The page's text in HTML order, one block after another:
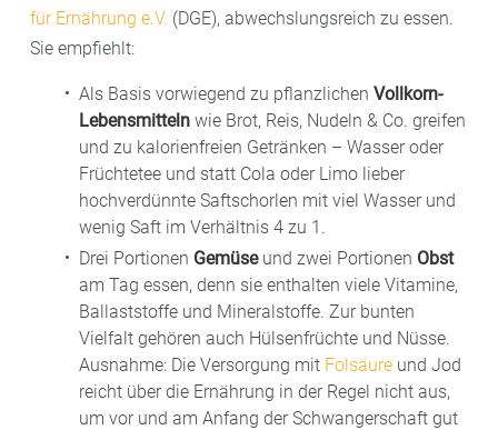
entgegenzuwirken.
Studien zeigen, dass Raucherinnen öfterFehlgeburten
erleiden als Nichtraucherinnen. Auch sind Babys von
Raucherinnen bei der Geburt häufig leichter, weil es
durch die Schadstoffe in den Zigaretten zu
Entwicklungsstörungen kommen kann. Zudem haben
die Kinder öfter eine Lippen-Kiefer-Gaumenspalte.
Später steigt das Risiko für einen Plötzlichen
Säuglingstod. Das gilt übrigens auch, wenn die Mutter
nicht raucht, aber das Baby in einem
Raucherhaushalt aufwächst.
gelangt der Alkohol direkt in die kindliche Blutbahn.
Die unreife Leber des Babys kann den Alkohol nicht
abbauen. Da Alkohol die Zellteilung hemmt, treten
Wachstums- und Organschäden auf.
Fehlentwicklungen von Herz, Gehirn, Augen oder
Ohren führen.
Impfungen in der Schwangerschaft : Die Ständige
Impfkommission am Robert Koch-Institut (STIKO)
empfiehlt schwangeren Frauen explizit Impfungen
gegen Grippe (Influenza) und Keuchhusten
(Pertussis). Nur Lebendimpfstoffe wie die gegen
Röteln, Masern oder Windpocken
dürfen nicht in der
Schwangerschaft verabreicht werden.
über die Blutbahnen in den gesamten Körper.
ein Zahnarztbesuch beziehungsweise eine
abgeschlossene Zahnbehandlung vor der
Schwangerschaft empfehlenswert.
für Ernährung e.V. (DGE), abwechslungsreich zu essen.
Sie empfiehlt:
Als Basis vorwiegend zu pflanzlichen Vollkorn-
Lebensmitteln wie Brot, Reis, Nudeln & Co. greifen
und zu kalorienfreien Getränken – Wasser oder
Früchtetee und statt Cola oder Limo lieber
hochverdünnte Saftschorlen mit viel Wasser und
wenig Saft im Verhältnis 4 zu 1.
Drei Portionen Gemüseund zwei Portionen Obst
am Tag essen, denn sie enthalten viele Vitamine,
Ballaststoffe und Mineralstoffe. Zur bunten
Vielfalt gehören auch Hülsenfrüchte und Nüsse.
Ausnahme: Die Versorgung mit Folsäure und Jod
reicht über die Ernährung in der Regel nicht aus,
um vor und am Anfang der Schwangerschaft gut